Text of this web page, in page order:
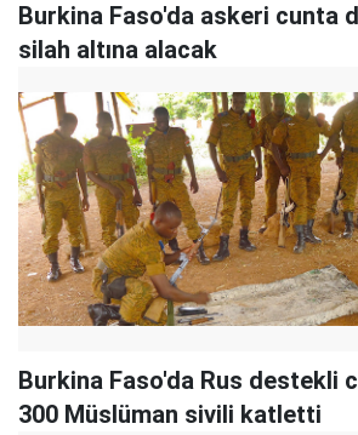
Burkina Faso'da askeri cunta
silah altına alacak
Burkina Faso'da Rus destekli
300 Müslüman sivili katletti